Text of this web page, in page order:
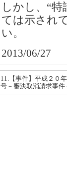
しかし、“
ては示され
い。
2013/06/27
11.【事件】平成２０
号－審決取消請求事件